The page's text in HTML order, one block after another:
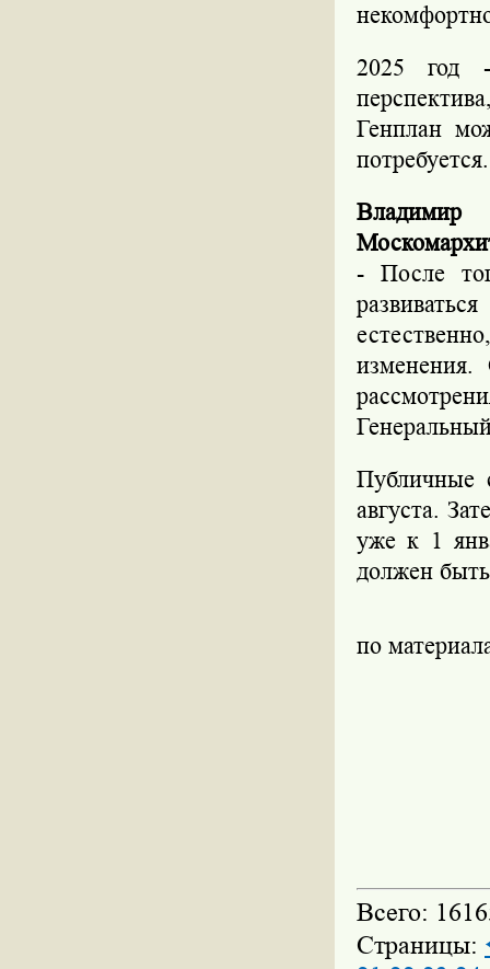
2025 год
Генплан
потребуется.
Владимир
- После
Публичные
августа.
уже к 1
должен
по
Всего:
Страницы: